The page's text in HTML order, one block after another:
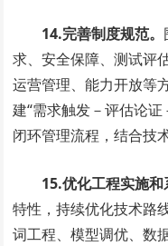
14.完善制度规范。
求、安全保障、测试评
运营管理、能力开放等
建“需求触发－评估论
闭环管理流程，结合技
15.优化工程实施
特性，持续优化技术路
词工程、模型调优、数